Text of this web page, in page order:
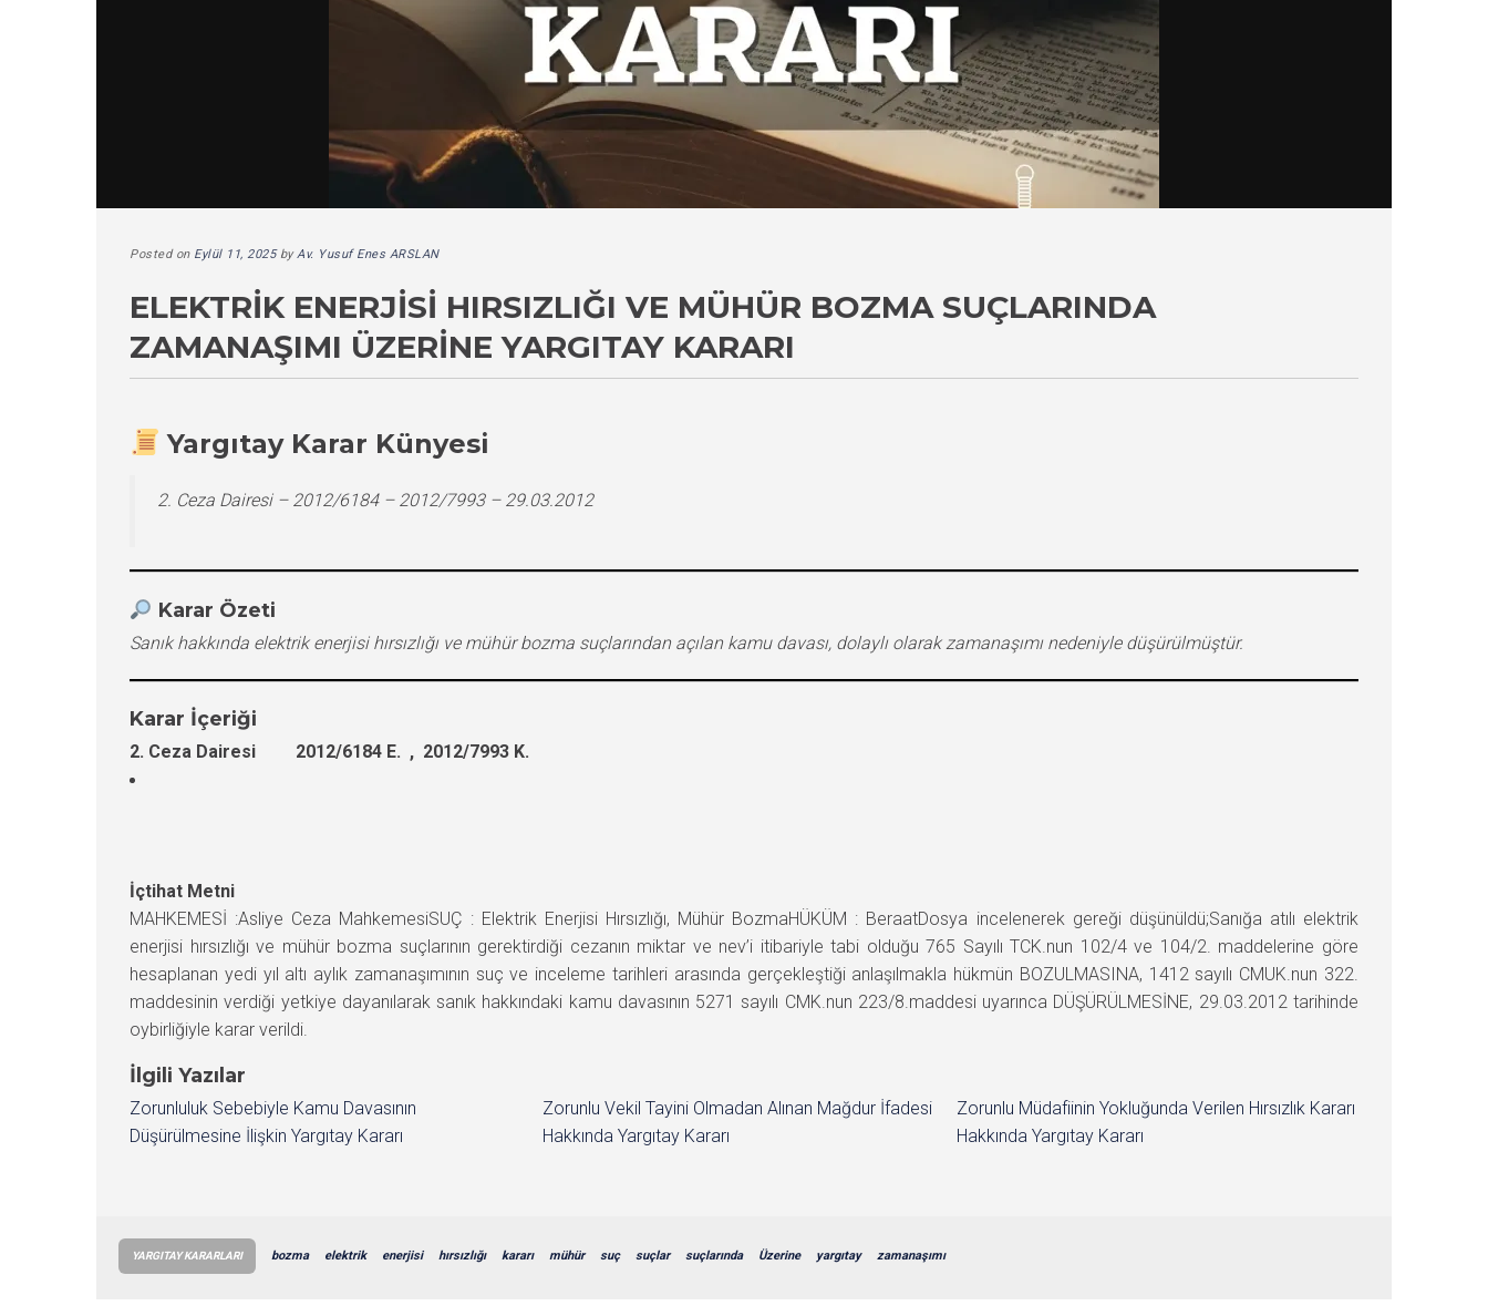
Posted on Eylül 11, 2025byAv. Yusuf Enes ARSLAN
ELEKTRIK ENERJISI HIRSIZLIĞI VE MÜHÜR BOZMA SUÇLARINDA
ZAMANAŞIMI ÜZERINE YARGITAY KARARI
Yargıtay Karar Künyesi
2. Ceza Dairesi – 2012/6184 – 2012/7993 – 29.03.2012
Karar Özeti
Sanık hakkında elektrik enerjisi hırsızlığı ve mühür bozma suçlarından açılan kamu davası, dolaylı olarak zamanaşımı nedeniyle düşürülmüştür.
Karar İçeriği
2. Ceza Dairesi 2012/6184 E. , 2012/7993 K.
İçtihat Metni
MAHKEMESİ :Asliye Ceza MahkemesiSUÇ : Elektrik Enerjisi Hırsızlığı, Mühür BozmaHÜKÜM : BeraatDosya incelenerek gereği düşünüldü;Sanığa atılı elektrik
enerjisi hırsızlığı ve mühür bozma suçlarının gerektirdiği cezanın miktar ve nev’i itibariyle tabi olduğu 765 Sayılı TCK.nun 102/4 ve 104/2. maddelerine göre
hesaplanan yedi yıl altı aylık zamanaşımının suç ve inceleme tarihleri arasında gerçekleştiği anlaşılmakla hükmün BOZULMASINA, 1412 sayılı CMUK.nun 322.
maddesinin verdiği yetkiye dayanılarak sanık hakkındaki kamu davasının 5271 sayılı CMK.nun 223/8.maddesi uyarınca DÜŞÜRÜLMESİNE, 29.03.2012 tarihinde
oybirliğiyle karar verildi.
İlgili Yazılar
Zorunluluk Sebebiyle Kamu Davasının
Düşürülmesine İlişkin Yargıtay Kararı
Zorunlu Vekil Tayini Olmadan Alınan Mağdur İfadesi
Hakkında Yargıtay Kararı
Zorunlu Müdafiinin Yokluğunda Verilen Hırsızlık Kararı
Hakkında Yargıtay Kararı
YARGITAY KARARLARI bozma elektrik enerjisi hırsızlığı kararı mühür suç suçlar suçlarında Üzerine yargıtay zamanaşımı